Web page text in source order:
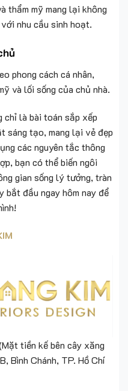
thẩm mỹ mang lại không
nhu cầu sinh hoạt.
phong cách cá nhân,
và lối sống của chủ nhà.
chỉ là bài toán sắp xếp
sáng tạo, mang lại vẻ đẹp
các nguyên tắc thông
bạn có thể biến ngôi
gian sống lý tưởng, tràn
bắt đầu ngay hôm nay để
tiền kế bên cây xăng
Bình Chánh, TP. Hồ Chí